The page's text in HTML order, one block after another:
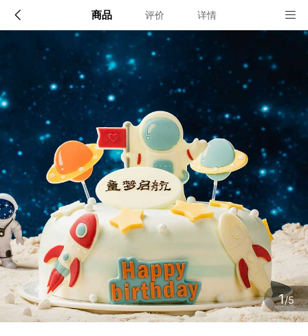
商品 评价 详情
1/5
配送说明
北京（六环以内）、上海（部分区的外围区域无法配
送，联系客服确认）、深圳、广州、东莞、佛山、惠
州、中山、肇庆、清远、湛江、天津、重庆、成都、武
汉、西安、郑州、南京、合肥、南昌、福州、厦门、海
口、沈阳、长春、昆明、长沙、郴州、常德
确定
店铺信息
该地区暂无配送门店
确定